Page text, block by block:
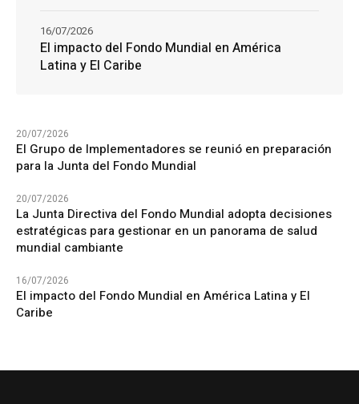
El impacto del Fondo Mundial en América
Latina y El Caribe
16/07/2026
20/07/2026
El Grupo de Implementadores se reunió en preparación
para la Junta del Fondo Mundial
20/07/2026
La Junta Directiva del Fondo Mundial adopta decisiones
estratégicas para gestionar en un panorama de salud
mundial cambiante
16/07/2026
El impacto del Fondo Mundial en América Latina y El
Caribe